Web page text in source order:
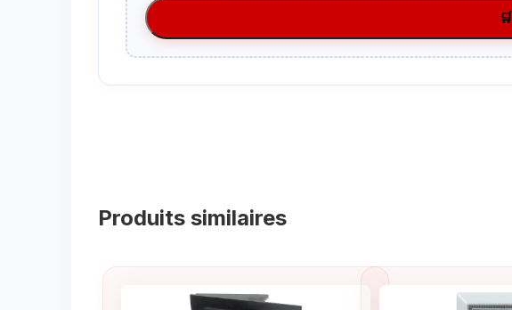
Produits similaires